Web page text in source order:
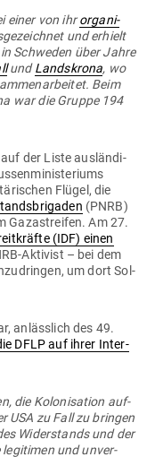
for­derteLars
Fraktion der Euro­päi­
im EU-Par­lament, die
ein­stufen. Er
die Links­partei mit
an den Juden, die aus
Kom­mentar des Par­
blieb bislang ohne
geniesst die
2012 ihre Mit­glie­der­
ihrer lokalen Mit­
– derzeit die Unter­
Wähler. Somit ist die
in der EU eigentlich
Par­lament und in
Sollte dies der
geschrieben